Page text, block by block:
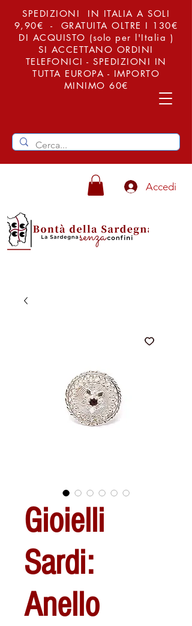
SPEDIZIONI IN ITALIA A SOLI
9,90€ - GRATUITA OLTRE I 130€
DI ACQUISTO (solo per l'Italia )
SI ACCETTANO ORDINI
TELEFONICI - SPEDIZIONI IN
TUTTA EUROPA - IMPORTO
MINIMO 60€
Accedi
Gioielli
Sardi:
Anello